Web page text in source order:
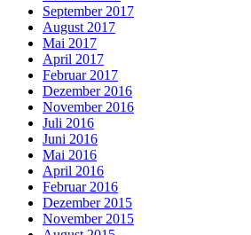
September 2017
August 2017
Mai 2017
April 2017
Februar 2017
Dezember 2016
November 2016
Juli 2016
Juni 2016
Mai 2016
April 2016
Februar 2016
Dezember 2015
November 2015